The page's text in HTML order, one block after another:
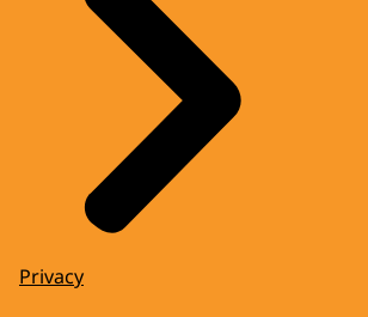
Privacy